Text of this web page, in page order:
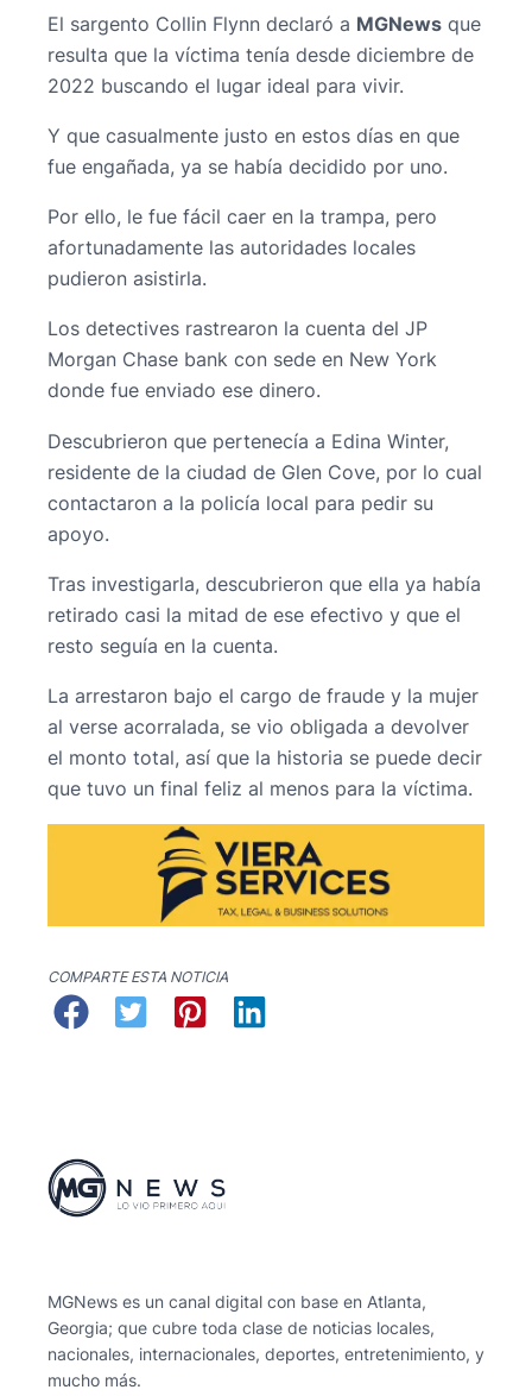
El sargento Collin Flynn declaró a MGNews que
resulta que la víctima tenía desde diciembre de
2022 buscando el lugar ideal para vivir.
Y que casualmente justo en estos días en que
fue engañada, ya se había decidido por uno.
Por ello, le fue fácil caer en la trampa, pero
afortunadamente las autoridades locales
pudieron asistirla.
Los detectives rastrearon la cuenta del JP
Morgan Chase bank con sede en New York
donde fue enviado ese dinero.
Descubrieron que pertenecía a Edina Winter,
residente de la ciudad de Glen Cove, por lo cual
contactaron a la policía local para pedir su
apoyo.
Tras investigarla, descubrieron que ella ya había
retirado casi la mitad de ese efectivo y que el
resto seguía en la cuenta.
La arrestaron bajo el cargo de fraude y la mujer
al verse acorralada, se vio obligada a devolver
el monto total, así que la historia se puede decir
que tuvo un final feliz al menos para la víctima.
COMPARTE ESTA NOTICIA
MGNews es un canal digital con base en Atlanta,
Georgia; que cubre toda clase de noticias locales,
nacionales, internacionales, deportes, entretenimiento, y
mucho más.